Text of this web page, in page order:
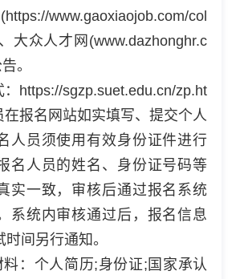
www.gaoxiaojob.com/col
大众人才网(www.dazhonghr.c
。
：https://sgzp.suet.edu.cn/zp.ht
报名网站如实填写、提交个人
人员须使用有效身份证件进行
名人员的姓名、身份证号码等
实一致，审核后通过报名系统
系统内审核通过后，报名信息
间另行通知。
料：个人简历;身份证;国家承认